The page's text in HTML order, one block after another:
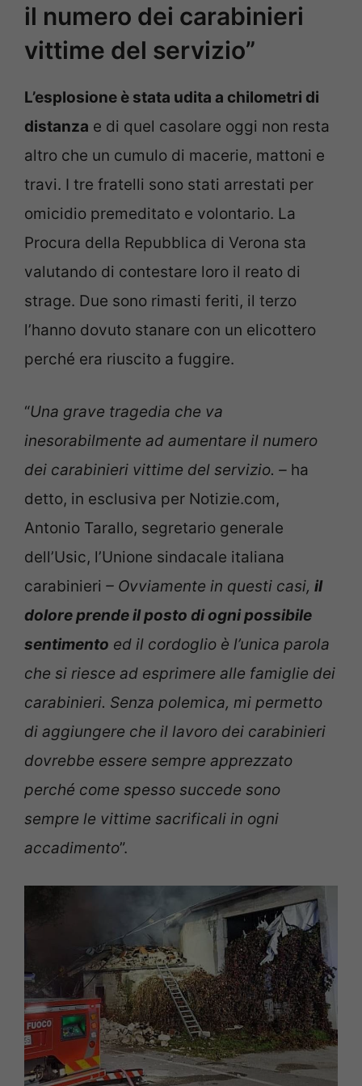
il numero dei carabinieri
vittime del servizio”
L’esplosione è stata udita a chilometri di
distanza e di quel casolare oggi non resta
altro che un cumulo di macerie, mattoni e
travi. I tre fratelli sono stati arrestati per
omicidio premeditato e volontario. La
Procura della Repubblica di Verona sta
valutando di contestare loro il reato di
strage. Due sono rimasti feriti, il terzo
l’hanno dovuto stanare con un elicottero
perché era riuscito a fuggire.
“Una grave tragedia che va
inesorabilmente ad aumentare il numero
dei carabinieri vittime del servizio. – ha
detto, in esclusiva per Notizie.com,
Antonio Tarallo, segretario generale
dell’Usic, l’Unione sindacale italiana
carabinieri – Ovviamente in questi casi, il
dolore prende il posto di ogni possibile
sentimento ed il cordoglio è l’unica parola
che si riesce ad esprimere alle famiglie dei
carabinieri. Senza polemica, mi permetto
di aggiungere che il lavoro dei carabinieri
dovrebbe essere sempre apprezzato
perché come spesso succede sono
sempre le vittime sacrificali in ogni
accadimento”.